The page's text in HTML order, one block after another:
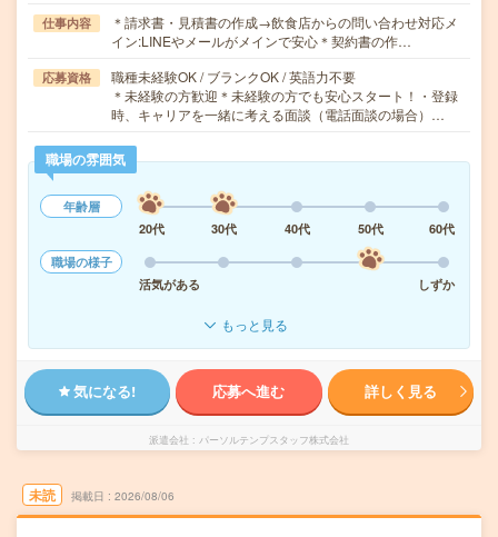
仕事内容
＊請求書・見積書の作成→飲食店からの問い合わせ対応メ
イン:LINEやメールがメインで安心＊契約書の作…
応募資格
職種未経験OK / ブランクOK / 英語力不要
＊未経験の方歓迎＊未経験の方でも安心スタート！・登録
時、キャリアを一緒に考える面談（電話面談の場合）…
職場の雰囲気
年齢層
20代
30代 40代 50代
60代
職場の様子
活気がある
しずか
もっと見る
気になる! 応募へ進む 詳しく見る
派遣会社 パーソルテンプスタッフ株式会社
未読 掲載日 2026/08/06